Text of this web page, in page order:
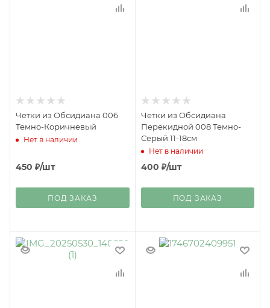
Четки из Обсидиана 006
Темно-Коричневый
Нет в наличии
450 ₽/шт
ПОД ЗАКАЗ
Четки из Обсидиана
Перекидной 008 Темно-
Серый 11-18см
Нет в наличии
400 ₽/шт
ПОД ЗАКАЗ